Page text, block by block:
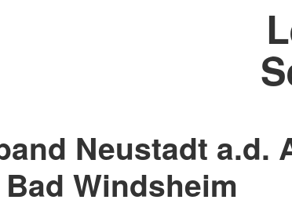
Neustadt a.d.
Bad Windsheim